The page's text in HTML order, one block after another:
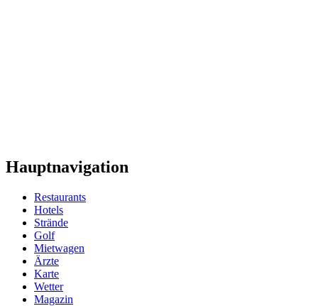
Hauptnavigation
Restaurants
Hotels
Strände
Golf
Mietwagen
Ärzte
Karte
Wetter
Magazin